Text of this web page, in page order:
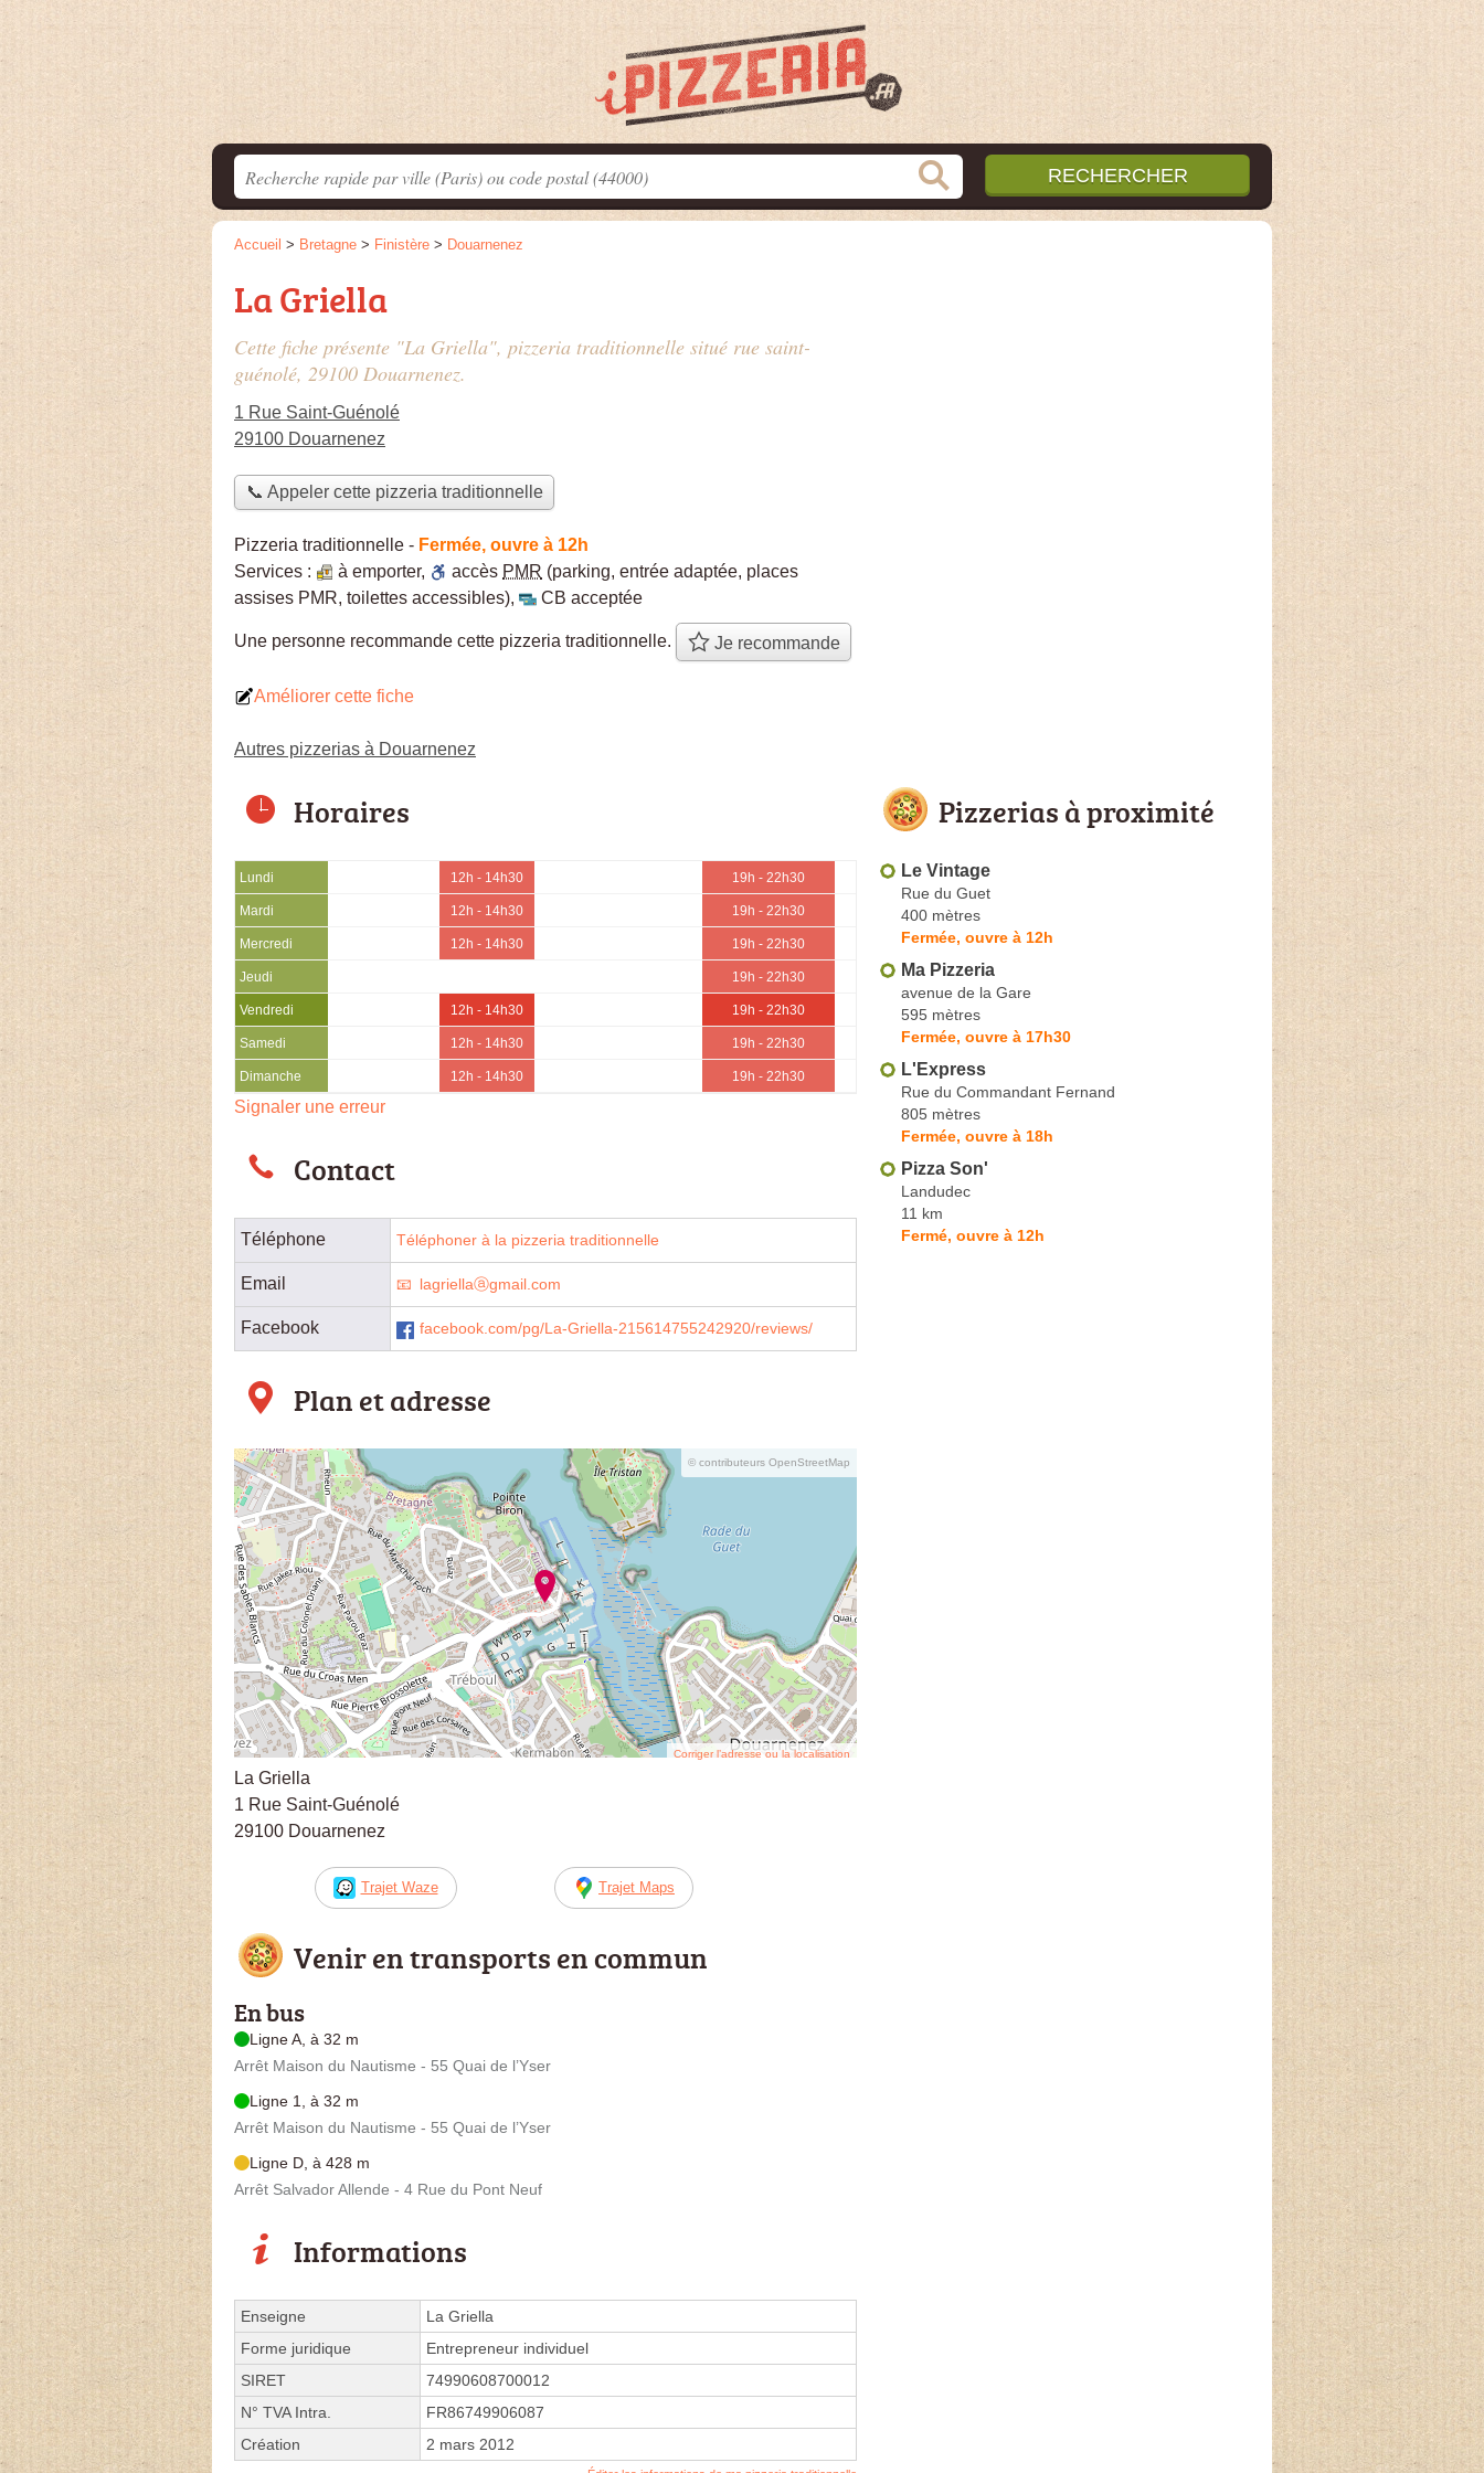
Accueil > Bretagne > Finistère > Douarnenez
La Griella
Cette fiche présente "La Griella", pizzeria traditionnelle situé rue saint-
guénolé, 29100 Douarnenez.
1 Rue Saint-Guénolé
29100 Douarnenez
📞 Appeler cette pizzeria traditionnelle
Pizzeria traditionnelle - Fermée, ouvre à 12h
Services :
à emporter, accès PMR (parking, entrée adaptée, places
assises PMR, toilettes accessibles), CB acceptée
Une personne recommande cette pizzeria traditionnelle. Je recommande
Améliorer cette fiche
Autres pizzerias à Douarnenez
Horaires
Lundi 12h - 14h30 19h - 22h30
Mardi 12h - 14h30 19h - 22h30
Mercredi 12h - 14h30 19h - 22h30
Jeudi 19h - 22h30
Vendredi 12h - 14h30 19h - 22h30
Samedi 12h - 14h30 19h - 22h30
Dimanche 12h - 14h30 19h - 22h30
Signaler une erreur
Contact
Téléphone Téléphoner à la pizzeria traditionnelle
Email lagriellaⓐgmail.com
Facebook facebook.com/pg/La-Griella-215614755242920/reviews/
Plan et adresse
© contributeurs OpenStreetMap
Corriger l’adresse ou la localisation
La Griella
1 Rue Saint-Guénolé
29100 Douarnenez
Trajet Waze Trajet Maps
Venir en transports en commun
En bus
Ligne A, à 32 m
Arrêt Maison du Nautisme - 55 Quai de l’Yser
Ligne 1, à 32 m
Arrêt Maison du Nautisme - 55 Quai de l’Yser
Ligne D, à 428 m
Arrêt Salvador Allende - 4 Rue du Pont Neuf
Informations
Enseigne
La Griella
Forme juridique
Entrepreneur individuel
SIRET
74990608700012
N° TVA Intra.
FR86749906087
Création
2 mars 2012
Pizzerias à proximité
Le Vintage
Rue du Guet
400 mètres
Fermée, ouvre à 12h
Ma Pizzeria
avenue de la Gare
595 mètres
Fermée, ouvre à 17h30
L'Express
Rue du Commandant Fernand
805 mètres
Fermée, ouvre à 18h
Pizza Son'
Landudec
11 km
Fermé, ouvre à 12h